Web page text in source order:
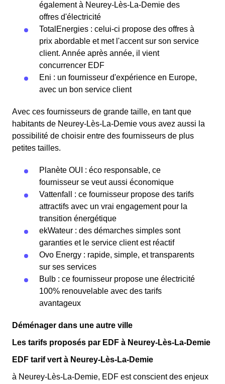
également à Neurey-Lès-La-Demie des
offres d'électricité
TotalEnergies : celui-ci propose des offres à
prix abordable et met l'accent sur son service
client. Année après année, il vient
concurrencer EDF
Eni : un fournisseur d'expérience en Europe,
avec un bon service client
Avec ces fournisseurs de grande taille, en tant que
habitants de Neurey-Lès-La-Demie vous avez aussi la
possibilité de choisir entre des fournisseurs de plus
petites tailles.
Planète OUI : éco responsable, ce
fournisseur se veut aussi économique
Vattenfall : ce fournisseur propose des tarifs
attractifs avec un vrai engagement pour la
transition énergétique
ekWateur : des démarches simples sont
garanties et le service client est réactif
Ovo Energy : rapide, simple, et transparents
sur ses services
Bulb : ce fournisseur propose une électricité
100% renouvelable avec des tarifs
avantageux
Déménager dans une autre ville
Les tarifs proposés par EDF à Neurey-Lès-La-Demie
EDF tarif vert à Neurey-Lès-La-Demie
à Neurey-Lès-La-Demie, EDF est conscient des enjeux